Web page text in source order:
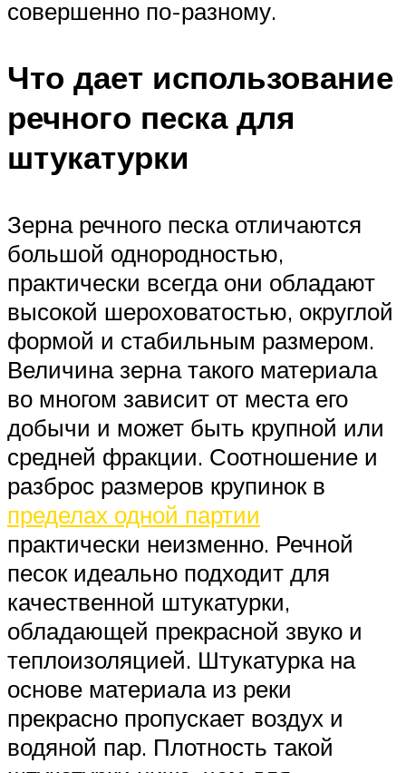
совершенно по-разному.
Что дает использование
речного песка для
штукатурки
Зерна речного песка отличаются
большой однородностью,
практически всегда они обладают
высокой шероховатостью, округлой
формой и стабильным размером.
Величина зерна такого материала
во многом зависит от места его
добычи и может быть крупной или
средней фракции. Соотношение и
разброс размеров крупинок в
пределах одной партии
практически неизменно. Речной
песок идеально подходит для
качественной штукатурки,
обладающей прекрасной звуко и
теплоизоляцией. Штукатурка на
основе материала из реки
прекрасно пропускает воздух и
водяной пар. Плотность такой